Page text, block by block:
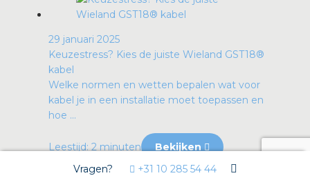
29 januari 2025
Keuzestress? Kies de juiste Wieland GST18®
kabel
Welke normen en wetten bepalen wat voor
kabel je in een installatie moet toepassen en
hoe ...
Leestijd: 2 minuten
Bekijken
Vragen?
+31 10 285 54 44